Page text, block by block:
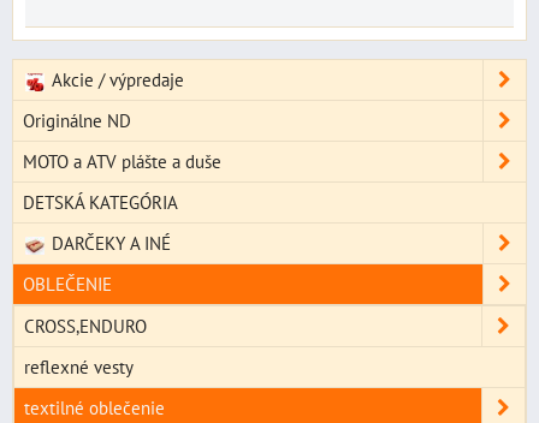
Akcie / výpredaje
Originálne ND
MOTO a ATV plášte a duše
DETSKÁ KATEGÓRIA
DARČEKY A INÉ
OBLEČENIE
CROSS,ENDURO
reflexné vesty
textilné oblečenie